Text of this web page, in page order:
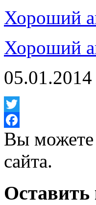
Хороший
Хороший
05.01.2014
Twitter
Facebook
Вы можете
сайта.